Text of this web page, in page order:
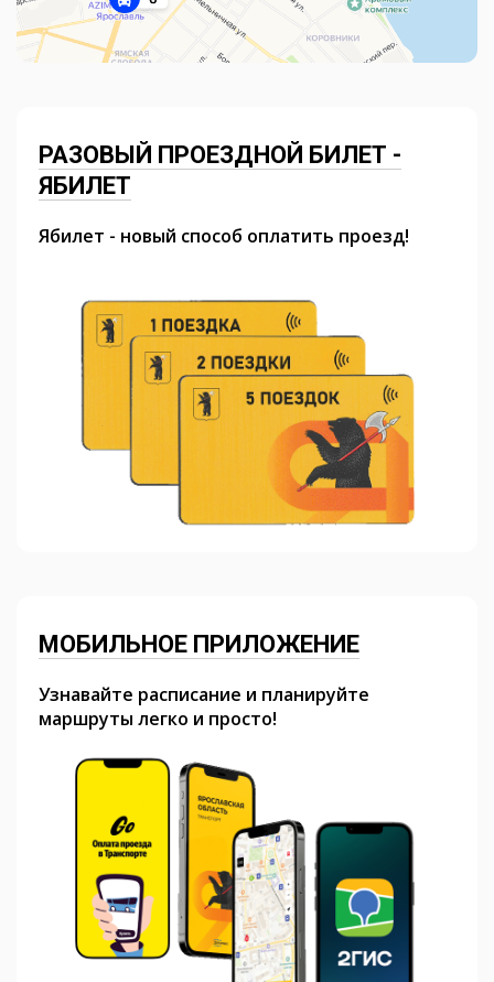
РАЗОВЫЙ ПРОЕЗДНОЙ БИЛЕТ -
ЯБИЛЕТ
Ябилет - новый способ оплатить проезд!
МОБИЛЬНОЕ ПРИЛОЖЕНИЕ
Узнавайте расписание и планируйте
маршруты легко и просто!